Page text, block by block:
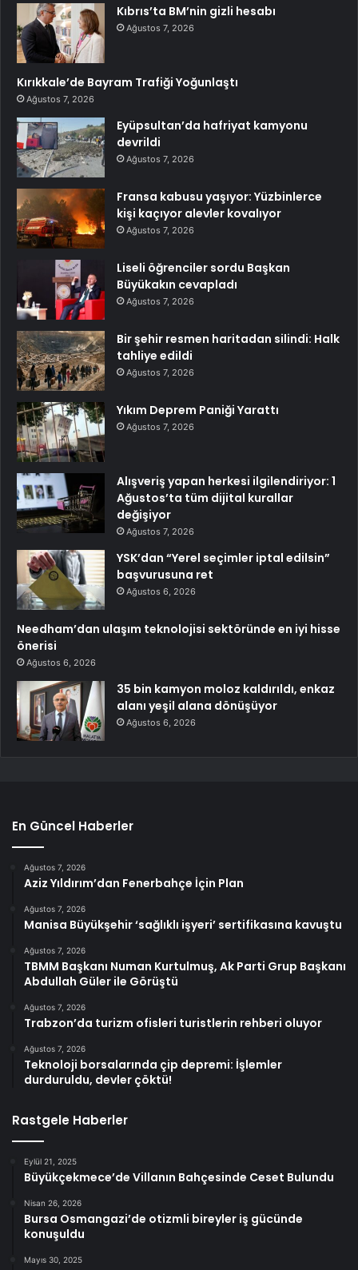
Kıbrıs’ta BM’nin gizli hesabı
Ağustos 7, 2026
Kırıkkale’de Bayram Trafiği Yoğunlaştı
Ağustos 7, 2026
Eyüpsultan’da hafriyat kamyonu
devrildi
Ağustos 7, 2026
Fransa kabusu yaşıyor: Yüzbinlerce
kişi kaçıyor alevler kovalıyor
Ağustos 7, 2026
Liseli öğrenciler sordu Başkan
Büyükakın cevapladı
Ağustos 7, 2026
Bir şehir resmen haritadan silindi: Halk
tahliye edildi
Ağustos 7, 2026
Yıkım Deprem Paniği Yarattı
Ağustos 7, 2026
Alışveriş yapan herkesi ilgilendiriyor: 1
Ağustos’ta tüm dijital kurallar
değişiyor
Ağustos 7, 2026
YSK’dan “Yerel seçimler iptal edilsin”
başvurusuna ret
Ağustos 6, 2026
Needham’dan ulaşım teknolojisi sektöründe en iyi hisse
önerisi
Ağustos 6, 2026
35 bin kamyon moloz kaldırıldı, enkaz
alanı yeşil alana dönüşüyor
Ağustos 6, 2026
En Güncel Haberler
Ağustos 7, 2026
Aziz Yıldırım’dan Fenerbahçe İçin Plan
Ağustos 7, 2026
Manisa Büyükşehir ‘sağlıklı işyeri’ sertifikasına kavuştu
Ağustos 7, 2026
TBMM Başkanı Numan Kurtulmuş, Ak Parti Grup Başkanı
Abdullah Güler ile Görüştü
Ağustos 7, 2026
Trabzon’da turizm ofisleri turistlerin rehberi oluyor
Ağustos 7, 2026
Teknoloji borsalarında çip depremi: İşlemler
durduruldu, devler çöktü!
Rastgele Haberler
Eylül 21, 2025
Büyükçekmece’de Villanın Bahçesinde Ceset Bulundu
Nisan 26, 2026
Bursa Osmangazi’de otizmli bireyler iş gücünde
konuşuldu
Mayıs 30, 2025